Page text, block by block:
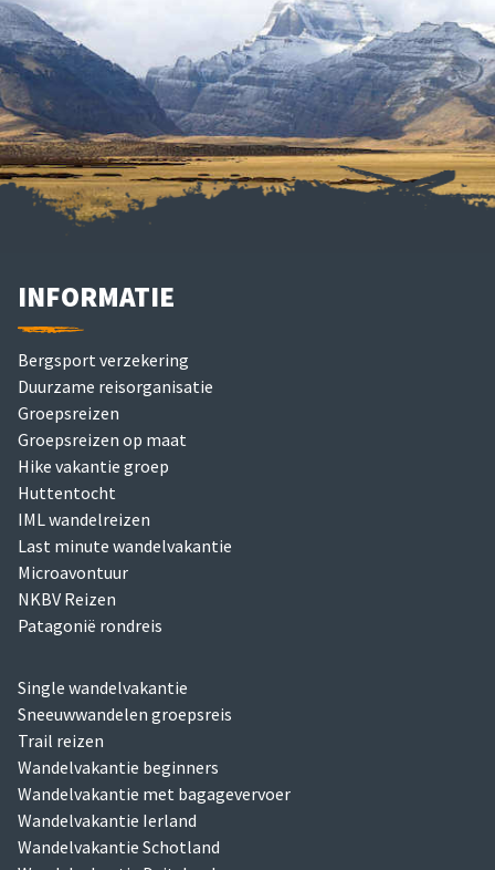
INFORMATIE
Bergsport verzekering
Duurzame reisorganisatie
Groepsreizen
Groepsreizen op maat
Hike vakantie groep
Huttentocht
IML wandelreizen
Last minute wandelvakantie
Microavontuur
NKBV Reizen
Patagonië rondreis
Single wandelvakantie
Sneeuwwandelen groepsreis
Trail reizen
Wandelvakantie beginners
Wandelvakantie met bagagevervoer
Wandelvakantie Ierland
Wandelvakantie Schotland